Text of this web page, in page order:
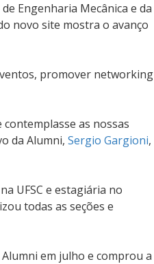
Engenharia Mecânica e da
novo site mostra o avanço
promover networking
as nossas
da Alumni, Sergio Gargioni,
UFSC e estagiária no
todas as seções e
em julho e comprou a